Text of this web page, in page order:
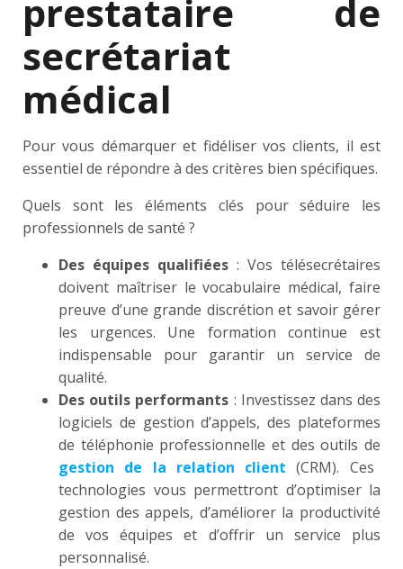
prestataire de
secrétariat
médical
Pour vous démarquer et fidéliser vos clients, il est
essentiel de répondre à des critères bien spécifiques.
Quels sont les éléments clés pour séduire les
professionnels de santé ?
Des équipes qualifiées : Vos télésecrétaires
doivent maîtriser le vocabulaire médical, faire
preuve d’une grande discrétion et savoir gérer
les urgences. Une formation continue est
indispensable pour garantir un service de
qualité.
Des outils performants : Investissez dans des
logiciels de gestion d’appels, des plateformes
de téléphonie professionnelle et des outils de
gestion de la relation client (CRM). Ces
technologies vous permettront d’optimiser la
gestion des appels, d’améliorer la productivité
de vos équipes et d’offrir un service plus
personnalisé.